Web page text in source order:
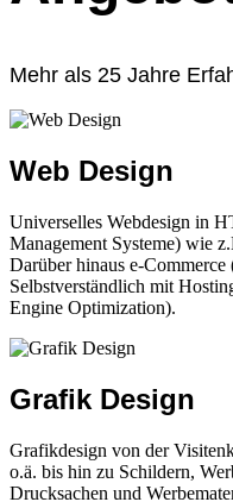
Mehr als 25 Jahre
Web Design
Universelles Webdesign in
Management Systeme) wie
Darüber hinaus e-
Selbstverständlich mit
Engine Optimization).
Grafik Design
Grafikdesign von der
o.ä. bis hin zu Schildern,
Drucksachen und